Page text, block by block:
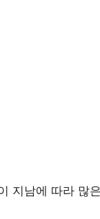
지남에 따라 많